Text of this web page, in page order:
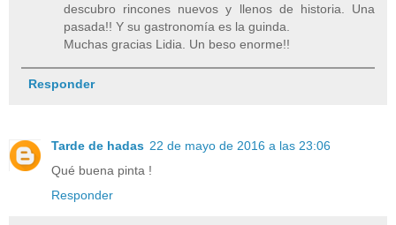
descubro rincones nuevos y llenos de historia. Una
pasada!! Y su gastronomía es la guinda.
Muchas gracias Lidia. Un beso enorme!!
Responder
Tarde de hadas 22 de mayo de 2016 a las 23:06
Qué buena pinta !
Responder